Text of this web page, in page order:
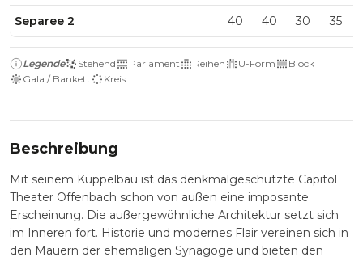
Separee 2 40 40 30 35
Legende Stehend Parlament Reihen U-Form
Block
Gala / Bankett
Kreis
Beschreibung
Mit seinem Kuppelbau ist das denkmalgeschützte Capitol
Theater Offenbach schon von außen eine imposante
Erscheinung. Die außergewöhnliche Architektur setzt sich
im Inneren fort. Historie und modernes Flair vereinen sich in
den Mauern der ehemaligen Synagoge und bieten den